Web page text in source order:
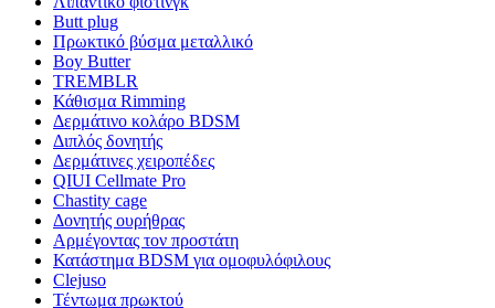
Butt plug
Πρωκτικό βύσμα μεταλλικό
Boy Butter
TREMBLR
Κάθισμα Rimming
Δερμάτινο κολάρο BDSM
Διπλός δονητής
Δερμάτινες χειροπέδες
QIUI Cellmate Pro
Chastity cage
Δονητής ουρήθρας
Αρμέγοντας τον προστάτη
Κατάστημα BDSM για ομοφυλόφιλους
Clejuso
Τέντωμα πρωκτού